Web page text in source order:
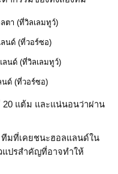
ตา (ที่วิลเลมทูว์)
นด์ (ที่วอร์ซอ)
นด์ (ที่วิลเลมทูว์)
นด์ (ที่วอร์ซอ)
แต้ม และแน่นอนว่าผ่าน
มที่เคยชนะฮอลแลนด์ใน
แปรสำคัญที่อาจทำให้